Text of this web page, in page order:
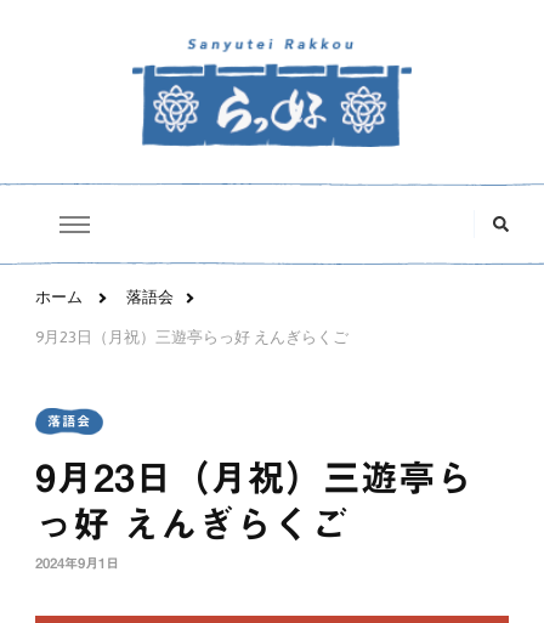
で
ホーム 落語会
9月23日（月祝）三遊亭らっ好 えんぎらくご
落語会
9月23日（月祝）三遊亭ら
っ好 えんぎらくご
2024年9月1日